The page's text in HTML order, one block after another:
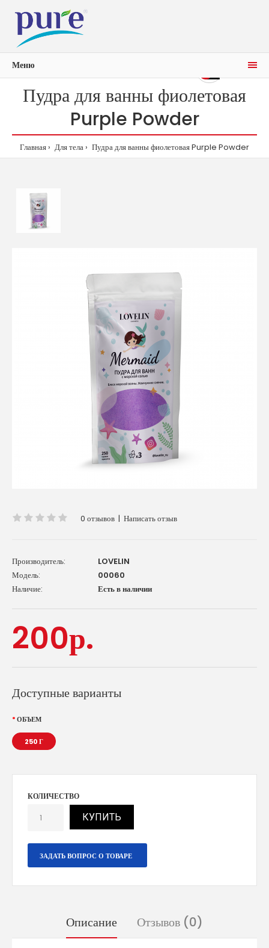
Меню
Пудра для ванны фиолетовая
Purple Powder
Главная Для тела Пудра для ванны фиолетовая Purple Powder
0 отзывов | Написать отзыв
Производитель:
LOVELIN
Модель:
00060
Наличие:
Есть в наличии
200р.
Доступные варианты
ОБЪЕМ
250 Г
КОЛИЧЕСТВО
КУПИТЬ
ЗАДАТЬ ВОПРОС О ТОВАРЕ
Описание Отзывов (0)